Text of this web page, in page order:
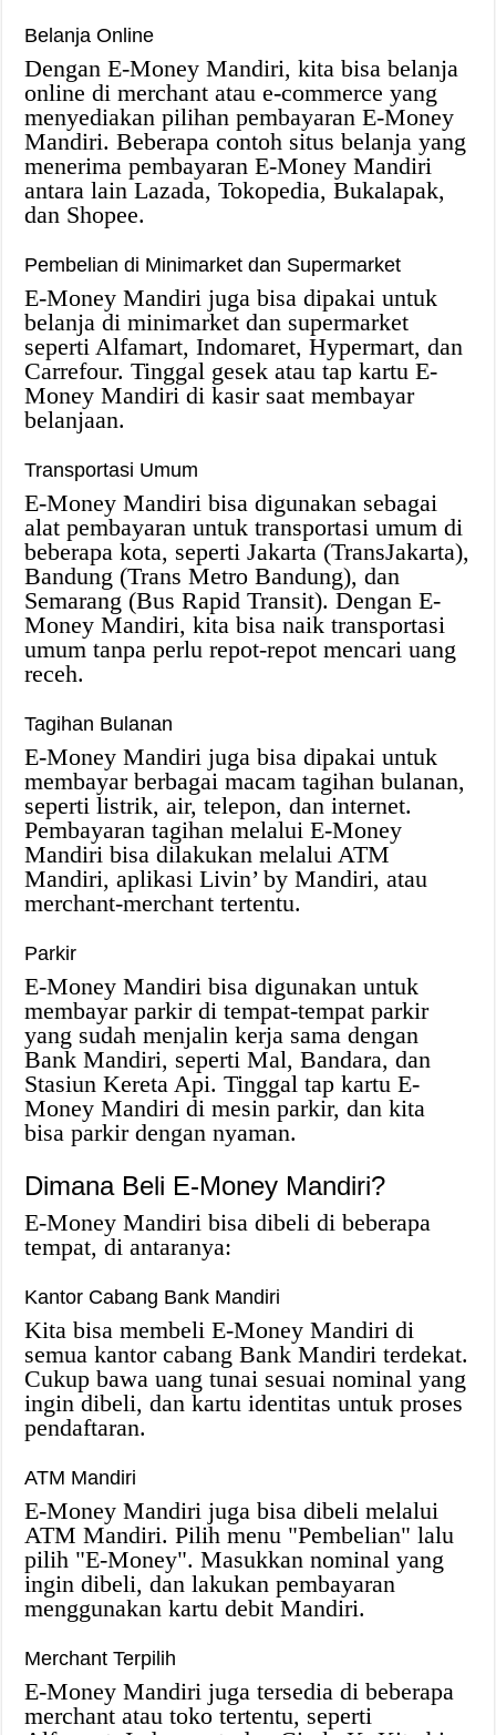
Belanja Online
Dengan E-Money Mandiri, kita bisa belanja
online di merchant atau e-commerce yang
menyediakan pilihan pembayaran E-Money
Mandiri. Beberapa contoh situs belanja yang
menerima pembayaran E-Money Mandiri
antara lain Lazada, Tokopedia, Bukalapak,
dan Shopee.
Pembelian di Minimarket dan Supermarket
E-Money Mandiri juga bisa dipakai untuk
belanja di minimarket dan supermarket
seperti Alfamart, Indomaret, Hypermart, dan
Carrefour. Tinggal gesek atau tap kartu E-
Money Mandiri di kasir saat membayar
belanjaan.
Transportasi Umum
E-Money Mandiri bisa digunakan sebagai
alat pembayaran untuk transportasi umum di
beberapa kota, seperti Jakarta (TransJakarta),
Bandung (Trans Metro Bandung), dan
Semarang (Bus Rapid Transit). Dengan E-
Money Mandiri, kita bisa naik transportasi
umum tanpa perlu repot-repot mencari uang
receh.
Tagihan Bulanan
E-Money Mandiri juga bisa dipakai untuk
membayar berbagai macam tagihan bulanan,
seperti listrik, air, telepon, dan internet.
Pembayaran tagihan melalui E-Money
Mandiri bisa dilakukan melalui ATM
Mandiri, aplikasi Livin’ by Mandiri, atau
merchant-merchant tertentu.
Parkir
E-Money Mandiri bisa digunakan untuk
membayar parkir di tempat-tempat parkir
yang sudah menjalin kerja sama dengan
Bank Mandiri, seperti Mal, Bandara, dan
Stasiun Kereta Api. Tinggal tap kartu E-
Money Mandiri di mesin parkir, dan kita
bisa parkir dengan nyaman.
Dimana Beli E-Money Mandiri?
E-Money Mandiri bisa dibeli di beberapa
tempat, di antaranya:
Kantor Cabang Bank Mandiri
Kita bisa membeli E-Money Mandiri di
semua kantor cabang Bank Mandiri terdekat.
Cukup bawa uang tunai sesuai nominal yang
ingin dibeli, dan kartu identitas untuk proses
pendaftaran.
ATM Mandiri
E-Money Mandiri juga bisa dibeli melalui
ATM Mandiri. Pilih menu "Pembelian" lalu
pilih "E-Money". Masukkan nominal yang
ingin dibeli, dan lakukan pembayaran
menggunakan kartu debit Mandiri.
Merchant Terpilih
E-Money Mandiri juga tersedia di beberapa
merchant atau toko tertentu, seperti